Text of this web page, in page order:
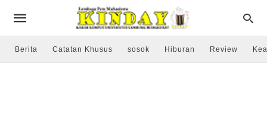
Berita Catatan Khusus sosok Hiburan Review